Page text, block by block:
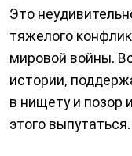
Это
тяжелого
мировой войны.
истории,
в нищету и позор
этого выпутаться.